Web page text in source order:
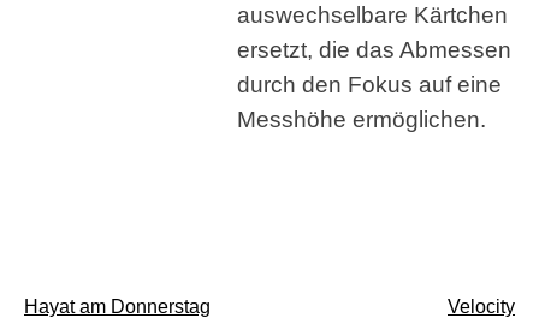
auswechselbare Kärtchen
ersetzt, die das Abmessen
durch den Fokus auf eine
Messhöhe ermöglichen.
Beitragsnavigation
Hayat am Donnerstag Velocity